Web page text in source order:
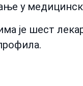
у
је шест